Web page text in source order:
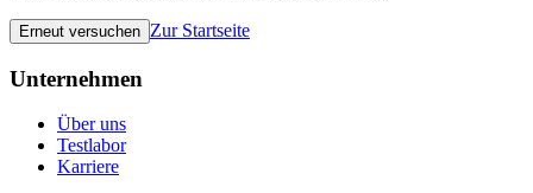
Erneut versuchen Zur Startseite
Unternehmen
Über uns
Testlabor
Karriere